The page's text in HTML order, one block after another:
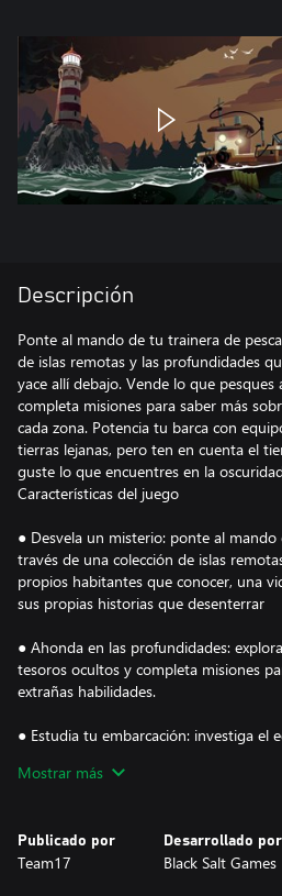
Descripción
Ponte al mando de tu trainera de
de islas remotas y las profundidades
yace allí debajo. Vende lo que pesques
completa misiones para saber más
cada zona. Potencia tu barca con
tierras lejanas, pero ten en cuenta el
guste lo que encuentres en la
Características del juego
● Desvela un misterio: ponte al
través de una colección de islas
propios habitantes que conocer, una
sus propias historias que desenterrar
● Ahonda en las profundidades:
tesoros ocultos y completa misiones
extrañas habilidades.
● Estudia tu embarcación: investiga el
curiosidades submarinas.
lugareños para aprender más sobre
y alcanzar ubicaciones todavía más
Mostrar más
Publicado por
Team17
Desarrollado por
Black Salt Games